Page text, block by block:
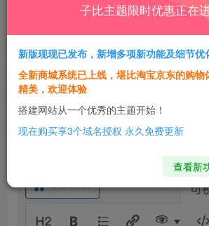
子比主题限时优惠正在
新版现现已发布，新增多项新功能及细节优
全新商城系统已上线，堪比淘宝京东的购物
精美，欢迎体验
搭建网站从一个优秀的主题开始！
现在购买享3个域名授权 永久免费更新
查看新